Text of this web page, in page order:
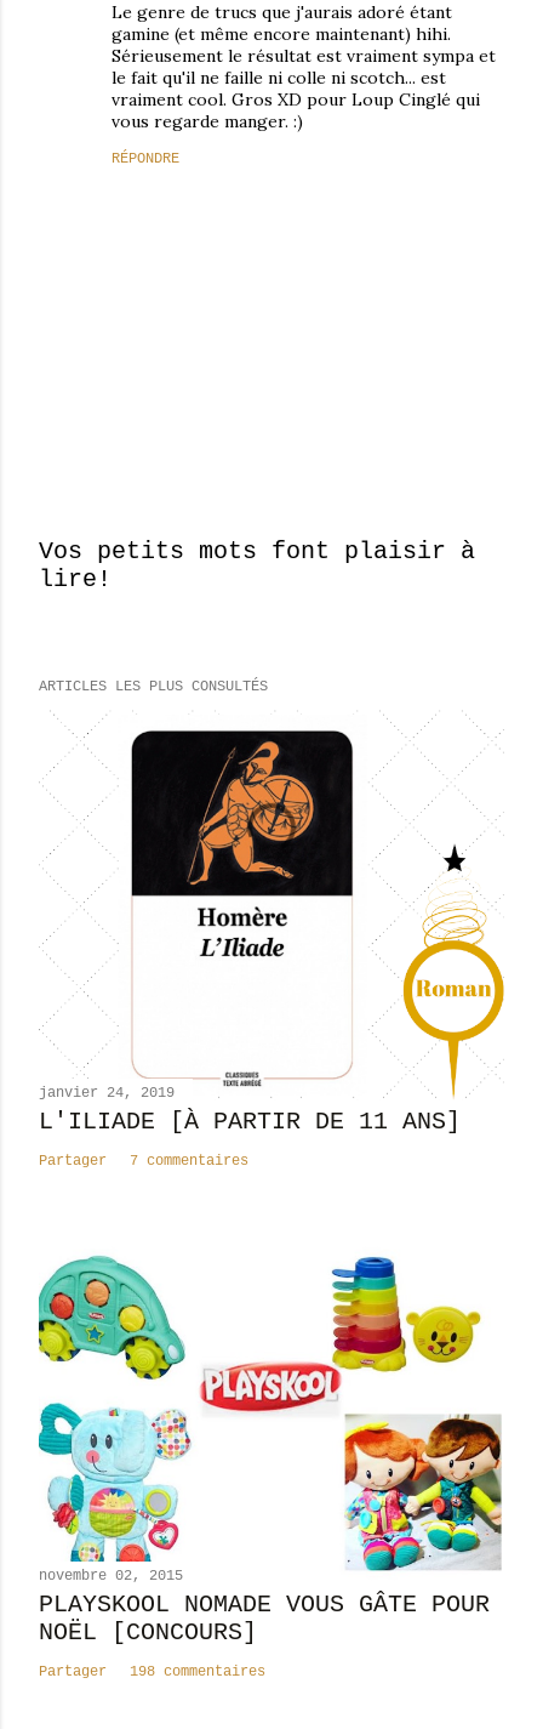
Le genre de trucs que j'aurais adoré étant
gamine (et même encore maintenant) hihi.
Sérieusement le résultat est vraiment sympa et
le fait qu'il ne faille ni colle ni scotch... est
vraiment cool. Gros XD pour Loup Cinglé qui
vous regarde manger. :)
RÉPONDRE
E
g
t
r
c
m
n
t
i
Vos petits mots font plaisir à
lire!
ARTICLES LES PLUS CONSULTÉS
janvier 24, 2019
L'ILIADE [À PARTIR DE 11 ANS]
Partager 7 commentaires
novembre 02, 2015
PLAYSKOOL NOMADE VOUS GÂTE POUR
NOËL [CONCOURS]
Partager 198 commentaires